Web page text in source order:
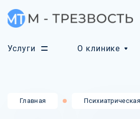
Услуги О клинике
Главная